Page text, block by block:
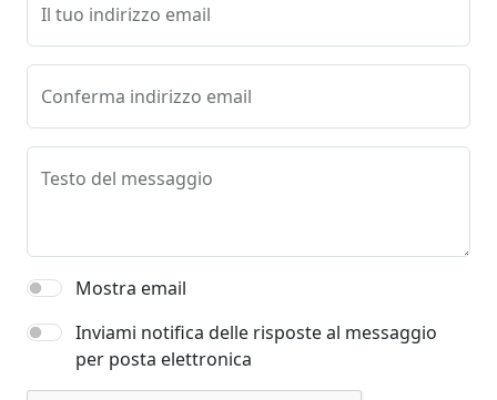
Il tuo indirizzo email
Conferma indirizzo email
Testo del messaggio
Mostra email
Inviami notifica delle risposte al messaggio
per posta elettronica